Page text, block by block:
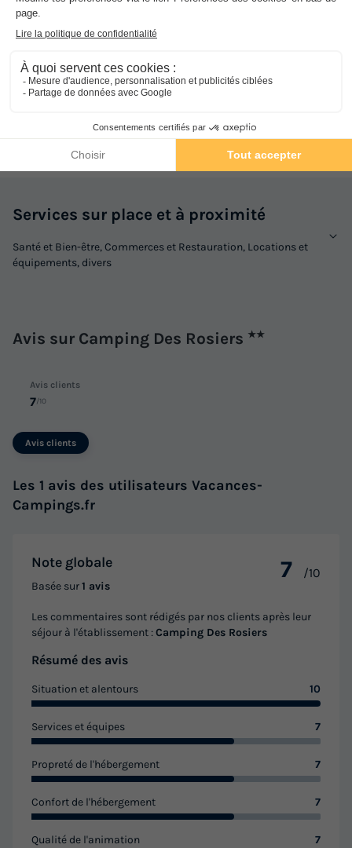
(les montants indiqués sont susceptibles d'évoluer au cours de la saison et sont
Services sur place et à proximité
Santé et Bien-être, Commerces et Restauration, Locations et
équipements, divers
Avis sur Camping Des Rosiers ★★
Avis clients
7/10
Avis clients
Les 1 avis des utilisateurs Vacances-
Campings.fr
Note globale
Basée sur1 avis
7 /10
Les commentaires sont rédigés par nos clients après leur
séjour à l'établissement :Camping Des Rosiers
Résumé des avis
Situation et alentours 10
Services et équipes 7
Propreté de l'hébergement 7
Confort de l'hébergement 7
Qualité de l'animation 7